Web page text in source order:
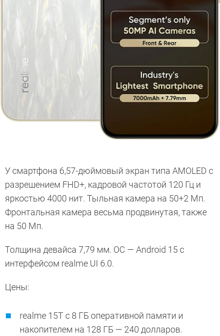
У смартфона 6,57-дюймовый экран типа AMOLED с
разрешением FHD+, кадровой частотой 120 Гц и
яркостью 4000 нит. Тыльная камера на 50+2 Мп.
Фронтальная камера весьма продвинутая, также
на 50 Мп.
Толщина девайса 7,79 мм. ОС — Android 15 с
интерфейсом realme UI 6.0.
Цены:
realme 15T с 8 ГБ оперативной памяти и
накопителем на 128 ГБ — 240 долларов.